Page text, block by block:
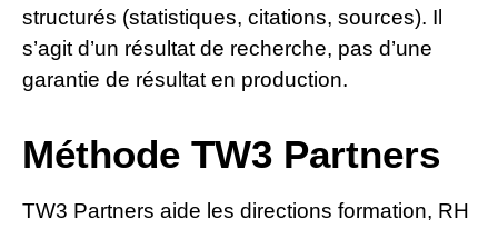
structurés (statistiques, citations, sources). Il
s’agit d’un résultat de recherche, pas d’une
garantie de résultat en production.
Méthode TW3 Partners
TW3 Partners aide les directions formation, RH